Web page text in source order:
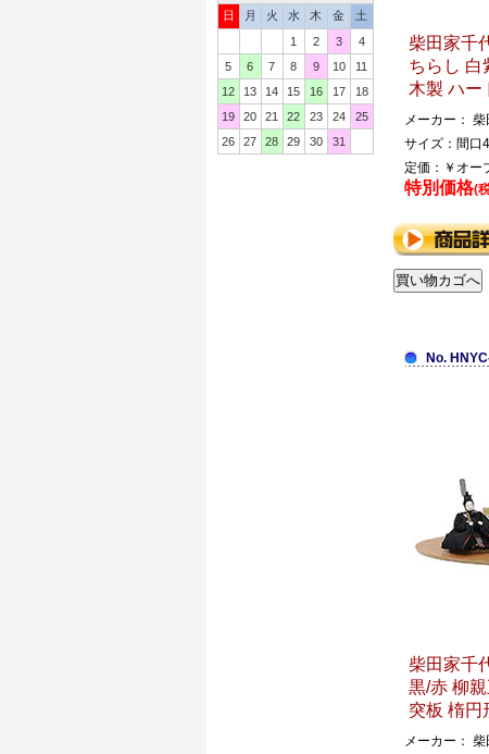
日
月 火 水 木 金
土
1
2 3
4
5
6 7 8 9 10
11
12
13 14 15 16 17
18
19
20 21 22 23 24
25
26
27 28 29 30 31
柴田家千
ちらし 白
木製 ハー
メーカー：
サイズ：間口
定価：￥オー
特別価格(
No.
柴田家千
黒/赤 柳
突板 楕円
メーカー：